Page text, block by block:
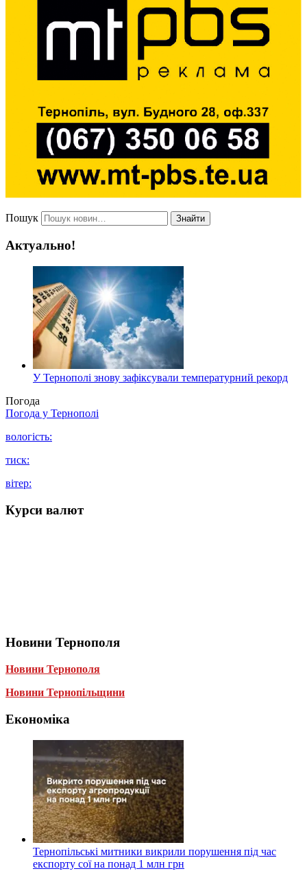
Пошук Знайти
Актуально!
У Тернополі знову зафіксували температурний рекорд
Погода
Погода у Тернополі
вологість:
тиск:
вітер:
Курси валют
Новини Тернополя
Новини Тернополя
Новини Тернопільщини
Економіка
Тернопільські митники викрили порушення під час
експорту сої на понад 1 млн грн